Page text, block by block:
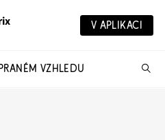
V APLIKACI
VZHLEDU